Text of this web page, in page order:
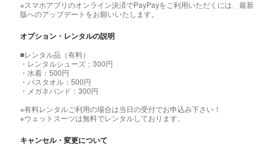
※スマホアプリのオンライン決済でPayPayをご利用いただくには、最新
版へのアップデートをお願いいたします。
オプション・レンタルの説明
■レンタル品（有料）
・レンタルシューズ：300円
・水着：500円
・バスタオル：500円
・メガネバンド：300円
※有料レンタルご利用の場合は当日の受付でお申込み下さい！
※ウェットスーツは無料でレンタルしております。
キャンセル・変更について